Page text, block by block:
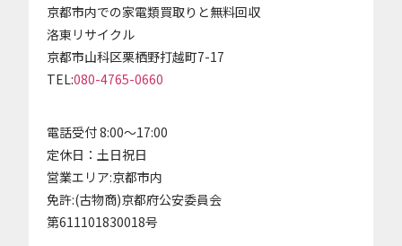
京都市内での家電類買取りと無料回収
洛東リサイクル
京都市山科区栗栖野打越町7-17
TEL:080-4765-0660
電話受付 8:00～17:00
定休日：土日祝日
営業エリア:京都市内
免許:(古物商)京都府公安委員会
第611101830018号